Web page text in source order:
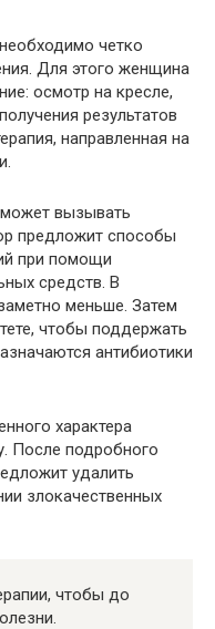
четко
Для этого женщина
осмотр на кресле,
результатов
направленная на
вызывать
предложит способы
при помощи
средств. В
меньше. Затем
чтобы поддержать
антибиотики
характера
После подробного
удалить
злокачественных
чтобы до